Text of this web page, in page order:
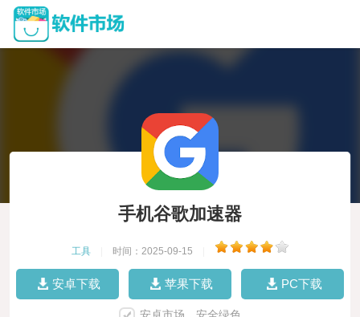
手机谷歌加速器
工具 时间：2025-09-15
安卓下载 苹果下载 PC下载
安卓市场，安全绿色